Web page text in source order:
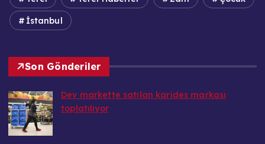
İstanbul
Son Gönderiler
Dev markette satılan karides markası
toplatılıyor